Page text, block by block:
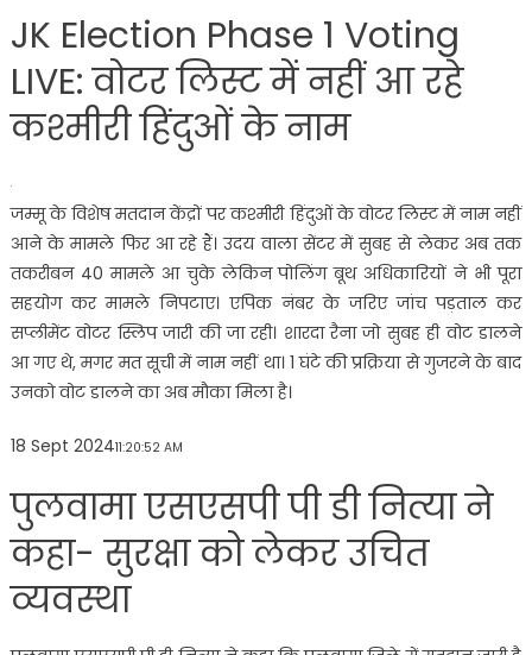
JK Election Phase 1 Voting
LIVE: वोटर लिस्ट में नहीं आ रहे
कश्मीरी हिंदुओं के नाम
जम्मू के विशेष मतदान केंद्रों पर कश्मीरी हिंदुओं के वोटर लिस्ट में नाम नहीं
आने के मामले फिर आ रहे हैं। उदय वाला सेंटर में सुबह से लेकर अब तक
तकरीबन 40 मामले आ चुके लेकिन पोलिंग बूथ अधिकारियों ने भी पूरा
सहयोग कर मामले निपटाए। एपिक नंबर के जरिए जांच पड़ताल कर
सप्लीमेंट वोटर स्लिप जारी की जा रही। शारदा रैना जो सुबह ही वोट डालने
आ गए थे, मगर मत सूची में नाम नहीं था। 1 घंटे की प्रक्रिया से गुजरने के बाद
उनको वोट डालने का अब मौका मिला है।
18 Sept 202411:20:52 AM
पुलवामा एसएसपी पी डी नित्या ने
कहा- सुरक्षा को लेकर उचित
व्यवस्था